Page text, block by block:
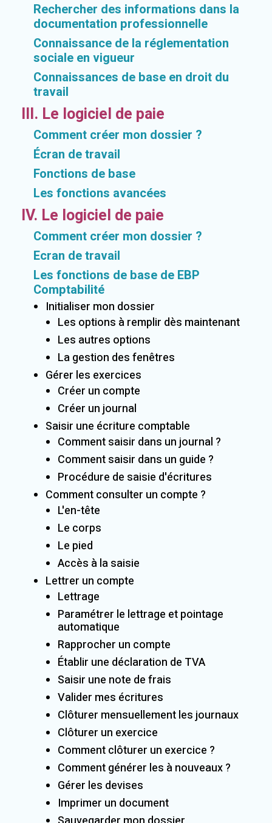
Rechercher des informations dans la
documentation professionnelle
Connaissance de la réglementation
sociale en vigueur
Connaissances de base en droit du
travail
III. Le logiciel de paie
Comment créer mon dossier ?
Écran de travail
Fonctions de base
Les fonctions avancées
IV. Le logiciel de paie
Comment créer mon dossier ?
Ecran de travail
Les fonctions de base de EBP
Comptabilité
Initialiser mon dossier
Les options à remplir dès maintenant
Les autres options
La gestion des fenêtres
Gérer les exercices
Créer un compte
Créer un journal
Saisir une écriture comptable
Comment saisir dans un journal ?
Comment saisir dans un guide ?
Procédure de saisie d'écritures
Comment consulter un compte ?
L'en-tête
Le corps
Le pied
Accès à la saisie
Lettrer un compte
Lettrage
Paramétrer le lettrage et pointage
automatique
Rapprocher un compte
Établir une déclaration de TVA
Saisir une note de frais
Valider mes écritures
Clôturer mensuellement les journaux
Clôturer un exercice
Comment clôturer un exercice ?
Comment générer les à nouveaux ?
Gérer les devises
Imprimer un document